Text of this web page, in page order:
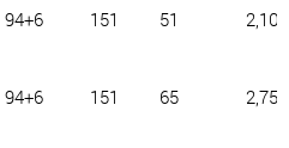
94+6 151 51 2,10
94+6 151 65 2,75